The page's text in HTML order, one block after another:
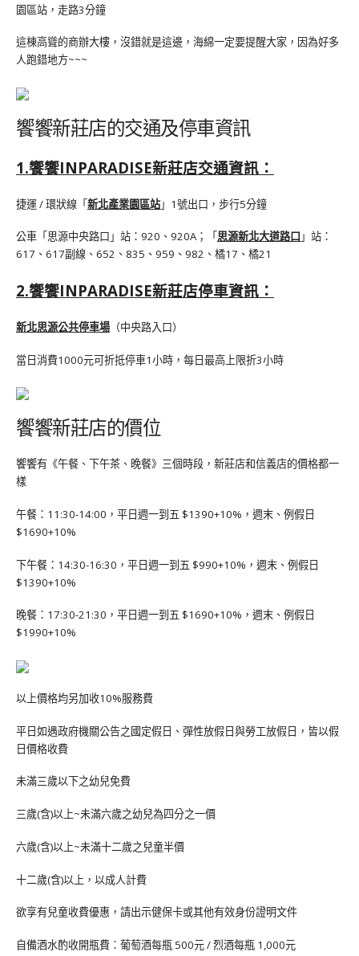
園區站，走路3分鐘
這棟高聳的商辦大樓，沒錯就是這邊，海綿一定要提醒大家，因為好多
人跑錯地方~~~
饗饗新莊店的交通及停車資訊
1.饗饗INPARADISE新莊店交通資訊：
捷運 / 環狀線「新北產業園區站」1號出口，步行5分鐘
公車「思源中央路口」站：920、920A；「 思源新北大道路口 」站：
617、617副線、652、835、959、982、橘17、橘21
2.饗饗INPARADISE新莊店停車資訊：
新北思源公共停車場（中央路入口）
當日消費1000元可折抵停車1小時，每日最高上限折3小時
饗饗新莊店的價位
饗饗有《午餐、下午茶、晚餐》三個時段，新莊店和信義店的價格都一
樣
午餐：11:30-14:00，平日週一到五 $1390+10%，週末、例假日
$1690+10%
下午餐：14:30-16:30，平日週一到五 $990+10%，週末、例假日
$1390+10%
晚餐：17:30-21:30，平日週一到五 $1690+10%，週末、例假日
$1990+10%
以上價格均另加收10%服務費
平日如遇政府機關公告之國定假日、彈性放假日與勞工放假日，皆以假
日價格收費
未滿三歲以下之幼兒免費
三歲(含)以上~未滿六歲之幼兒為四分之一價
六歲(含)以上~未滿十二歲之兒童半價
十二歲(含)以上，以成人計費
欲享有兒童收費優惠，請出示健保卡或其他有效身份證明文件
自備酒水酌收開瓶費：葡萄酒每瓶 500元 / 烈酒每瓶 1,000元